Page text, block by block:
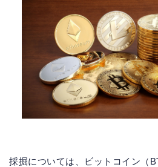
採掘については、ビットコイン（